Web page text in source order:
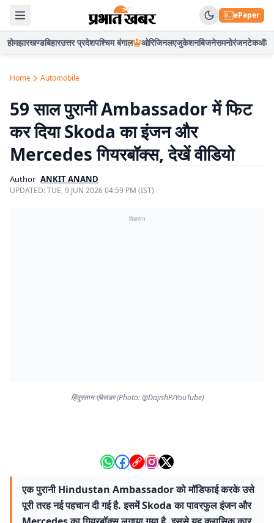
ePaper
होमझारखण्डबिहारउत्तर प्रदेशपश्चिम बंगाल ओरिजिनलएजुकेशनबिजनेसमनोरंजनटेकऑटो
Home Automobile
59 साल पुरानी Ambassador में फिट
कर दिया Skoda का इंजन और
Mercedes गियरबॉक्स, देखें वीडियो
Author ANKIT ANAND
UPDATED:TUE, 9 JUN 2026 04:59 PM (IST)
विज्ञापन
हिंदुस्तान एंबेसडर (Photo: @DajishP/YouTube)
एक पुरानी Hindustan Ambassador को मॉडिफाई करके उसे
पूरी तरह नई पहचान दी गई है. इसमें Skoda का पावरफुल इंजन और